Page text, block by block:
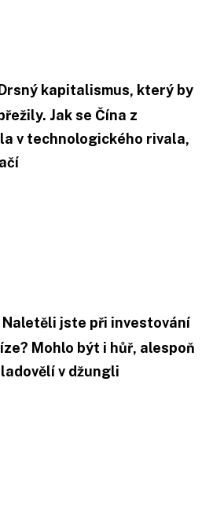
Drsný kapitalismus, který by
Jak se Čína z
v technologického rivala,
Naletěli jste při investování
Mohlo být i hůř, alespoň
v džungli